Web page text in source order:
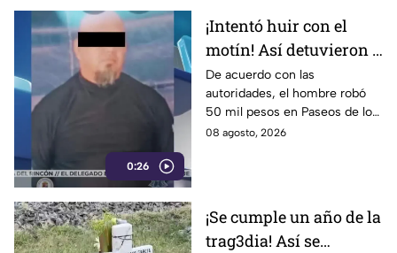
0:26
¡Intentó huir con el
motín! Así detuvieron a
un presunto
responsable de asaltar
a su víctima en León
De acuerdo con las
autoridades, el hombre robó
50 mil pesos en Paseos de los
Insurgentes
08 agosto, 2026
¡Se cumple un año de la
trag3dia! Así se